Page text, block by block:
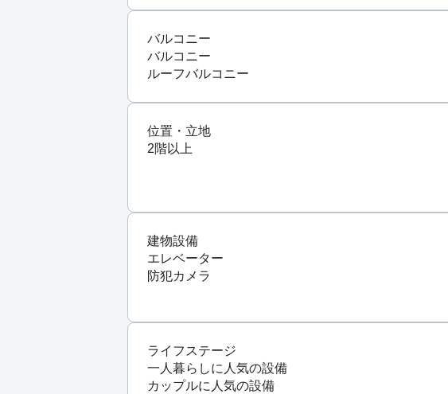
バルコニー
バルコニー
ルーフバルコニー
位置・立地
2階以上
建物設備
エレベーター
防犯カメラ
ライフステージ
一人暮らしに人気の設備
カップルに人気の設備